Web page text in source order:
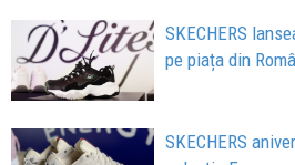
SKECHERS
pe piața din
SKECHERS